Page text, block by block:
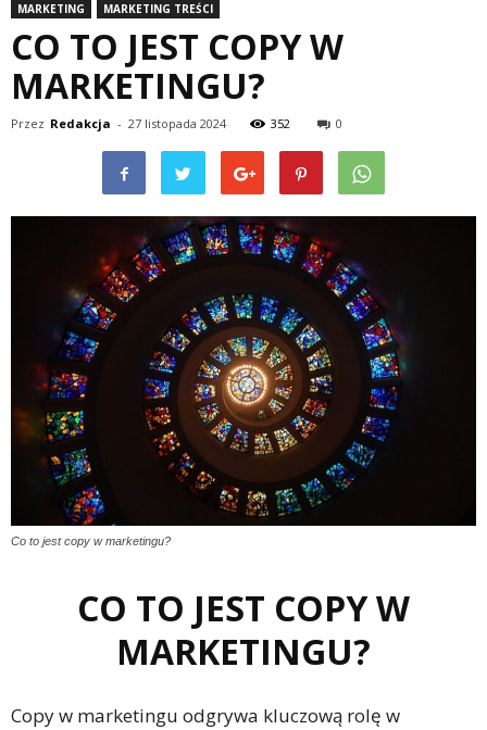
MARKETING MARKETING TREŚCI
CO TO JEST COPY W
MARKETINGU?
Przez Redakcja - 27 listopada 2024 352 0
Co to jest copy w marketingu?
CO TO JEST COPY W
MARKETINGU?
Copy w marketingu odgrywa kluczową rolę w